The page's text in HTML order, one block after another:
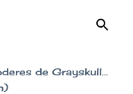
de Grayskull...